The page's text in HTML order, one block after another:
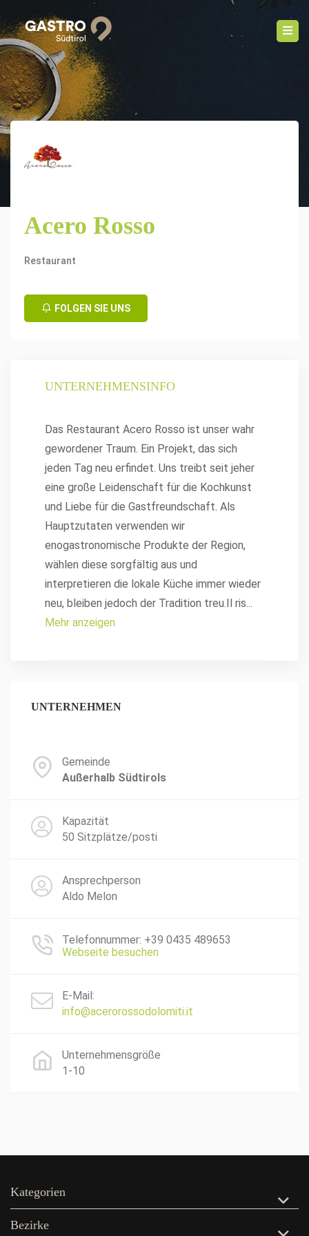
Acero Rosso
Restaurant
FOLGEN SIE UNS
UNTERNEHMENSINFO
Das Restaurant Acero Rosso ist unser wahr
gewordener Traum. Ein Projekt, das sich
jeden Tag neu erfindet. Uns treibt seit jeher
eine große Leidenschaft für die Kochkunst
und Liebe für die Gastfreundschaft. Als
Hauptzutaten verwenden wir
enogastronomische Produkte der Region,
wählen diese sorgfältig aus und
interpretieren die lokale Küche immer wieder
neu, bleiben jedoch der Tradition treu.Il ris...
Mehr anzeigen
UNTERNEHMEN
Gemeinde
Außerhalb Südtirols
Kapazität
50 Sitzplätze/posti
Ansprechperson
Aldo Melon
Telefonnummer: +39 0435 489653
Webseite besuchen
E-Mail:
info@acerorossodolomiti.it
Unternehmensgröße
1-10
Kategorien
Bezirke